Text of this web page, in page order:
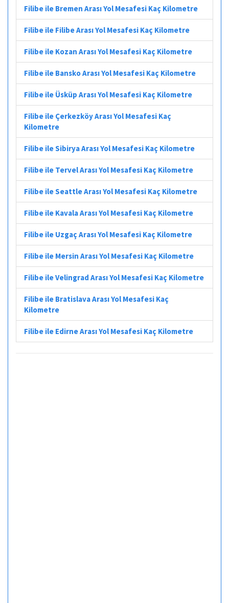
Filibe ile Bremen Arası Yol Mesafesi Kaç Kilometre
Filibe ile Filibe Arası Yol Mesafesi Kaç Kilometre
Filibe ile Kozan Arası Yol Mesafesi Kaç Kilometre
Filibe ile Bansko Arası Yol Mesafesi Kaç Kilometre
Filibe ile Üsküp Arası Yol Mesafesi Kaç Kilometre
Filibe ile Çerkezköy Arası Yol Mesafesi Kaç
Kilometre
Filibe ile Sibirya Arası Yol Mesafesi Kaç Kilometre
Filibe ile Tervel Arası Yol Mesafesi Kaç Kilometre
Filibe ile Seattle Arası Yol Mesafesi Kaç Kilometre
Filibe ile Kavala Arası Yol Mesafesi Kaç Kilometre
Filibe ile Uzgaç Arası Yol Mesafesi Kaç Kilometre
Filibe ile Mersin Arası Yol Mesafesi Kaç Kilometre
Filibe ile Velingrad Arası Yol Mesafesi Kaç Kilometre
Filibe ile Bratislava Arası Yol Mesafesi Kaç
Kilometre
Filibe ile Edirne Arası Yol Mesafesi Kaç Kilometre